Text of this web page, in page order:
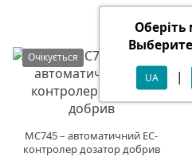
Оберіть
UA |
Очікується
MC745 – автоматичний EC-
контролер дозатор добрив